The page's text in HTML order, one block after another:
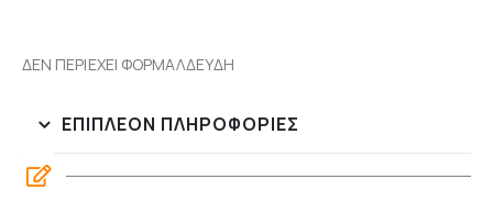
ΔΕΝ ΠΕΡΙΕΧΕΙ ΦΟΡΜΑΛΔΕΥΔΗ
ΕΠΙΠΛΈΟΝ ΠΛΗΡΟΦΟΡΊΕΣ